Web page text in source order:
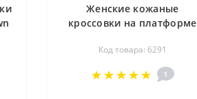
Женские кожаные
кроссовки на платформе
BEIGE COFFEE бежевые
демисезонные из
натуральной кожи
Код товара: 6291
1